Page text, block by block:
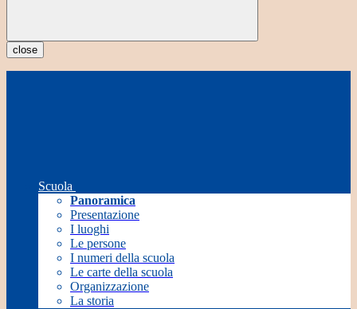
close
Scuola
Panoramica
Presentazione
I luoghi
Le persone
I numeri della scuola
Le carte della scuola
Organizzazione
La storia